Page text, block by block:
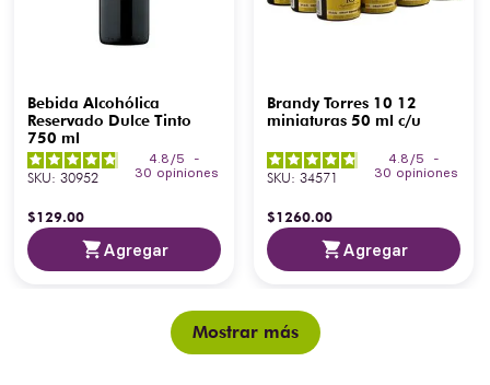
Bebida Alcohólica
Reservado Dulce Tinto
750 ml
4.8 /5
-
30 opiniones
SKU: 30952
$129.00
Agregar
Brandy Torres 10 12
miniaturas 50 ml c/u
4.8 /5
-
30 opiniones
SKU: 34571
$1260.00
Agregar
Mostrar más